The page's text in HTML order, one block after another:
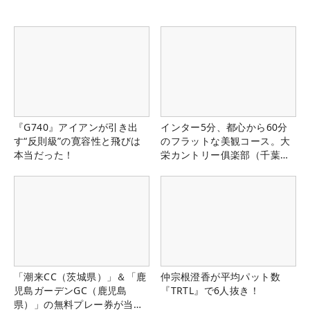
『G740』アイアンが引き出
す“反則級”の寛容性と飛びは
本当だった！
インター5分、都心から60分
のフラットな美観コース。大
栄カントリー俱楽部（千葉
「潮来CC（茨城県）」＆「鹿
児島ガーデンGC（鹿児島
県）」の無料プレー券が当た
仲宗根澄香が平均パット数
『TRTL』で6人抜き！